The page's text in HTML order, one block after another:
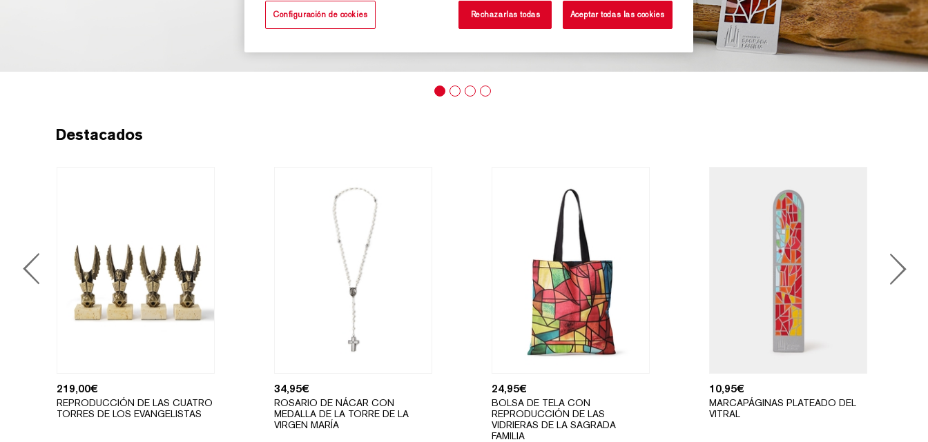
Destacados
219,00€
REPRODUCCIÓN DE LAS CUATRO
TORRES DE LOS EVANGELISTAS
34,95€
ROSARIO DE NÁCAR CON
MEDALLA DE LA TORRE DE LA
VIRGEN MARÍA
24,95€
BOLSA DE TELA CON
REPRODUCCIÓN DE LAS
VIDRIERAS DE LA SAGRADA
FAMILIA
10,95€
MARCAPÁGINAS PLATEADO DEL
VITRAL
Configuración de cookies Rechazarlas todas Aceptar todas las cookies